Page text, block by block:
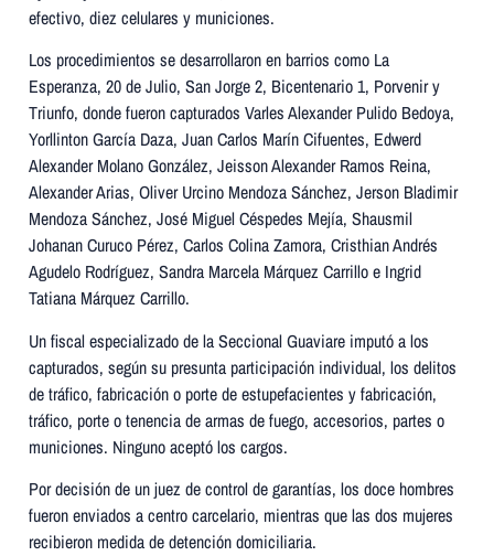
efectivo, diez celulares y municiones.
Los procedimientos se desarrollaron en barrios como La
Esperanza, 20 de Julio, San Jorge 2, Bicentenario 1, Porvenir y
Triunfo, donde fueron capturados Varles Alexander Pulido Bedoya,
Yorllinton García Daza, Juan Carlos Marín Cifuentes, Edwerd
Alexander Molano González, Jeisson Alexander Ramos Reina,
Alexander Arias, Oliver Urcino Mendoza Sánchez, Jerson Bladimir
Mendoza Sánchez, José Miguel Céspedes Mejía, Shausmil
Johanan Curuco Pérez, Carlos Colina Zamora, Cristhian Andrés
Agudelo Rodríguez, Sandra Marcela Márquez Carrillo e Ingrid
Tatiana Márquez Carrillo.
Un fiscal especializado de la Seccional Guaviare imputó a los
capturados, según su presunta participación individual, los delitos
de tráfico, fabricación o porte de estupefacientes y fabricación,
tráfico, porte o tenencia de armas de fuego, accesorios, partes o
municiones. Ninguno aceptó los cargos.
Por decisión de un juez de control de garantías, los doce hombres
fueron enviados a centro carcelario, mientras que las dos mujeres
recibieron medida de detención domiciliaria.